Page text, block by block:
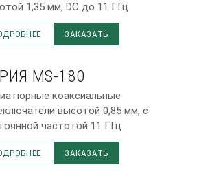
1,35 мм, DC до 11 ГГц
ЗАКАЗАТЬ
MS-180
коаксиальные
высотой 0,85 мм, с
частотой 11 ГГц
ЗАКАЗАТЬ